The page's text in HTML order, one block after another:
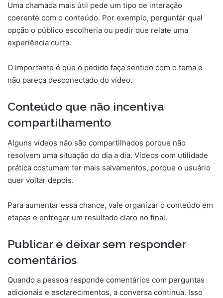
Uma chamada mais útil pede um tipo de interação
coerente com o conteúdo. Por exemplo, perguntar qual
opção o público escolheria ou pedir que relate uma
experiência curta.
O importante é que o pedido faça sentido com o tema e
não pareça desconectado do vídeo.
Conteúdo que não incentiva
compartilhamento
Alguns vídeos não são compartilhados porque não
resolvem uma situação do dia a dia. Vídeos com utilidade
prática costumam ter mais salvamentos, porque o usuário
quer voltar depois.
Para aumentar essa chance, vale organizar o conteúdo em
etapas e entregar um resultado claro no final.
Publicar e deixar sem responder
comentários
Quando a pessoa responde comentários com perguntas
adicionais e esclarecimentos, a conversa continua. Isso